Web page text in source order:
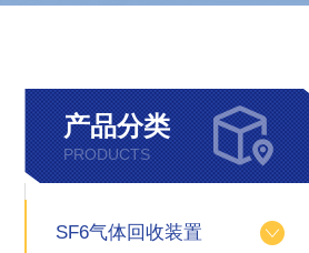
产品分类
PRODUCTS
SF6气体回收装置